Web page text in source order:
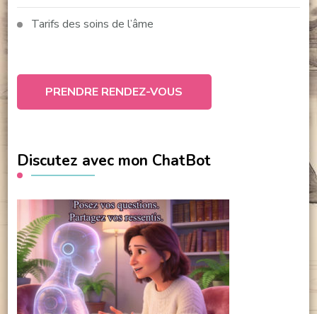
Tarifs des soins de l’âme
PRENDRE RENDEZ-VOUS
Discutez avec mon ChatBot